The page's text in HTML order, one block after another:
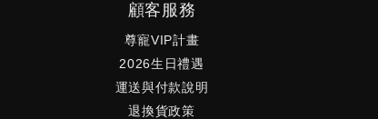
顧客服務
尊寵VIP計畫
2026生日禮遇
運送與付款說明
退換貨政策